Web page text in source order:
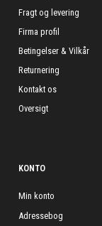
Fragt og levering
Firma profil
Betingelser & Vilkår
Returnering
Kontakt os
Oversigt
KONTO
Min konto
Adressebog